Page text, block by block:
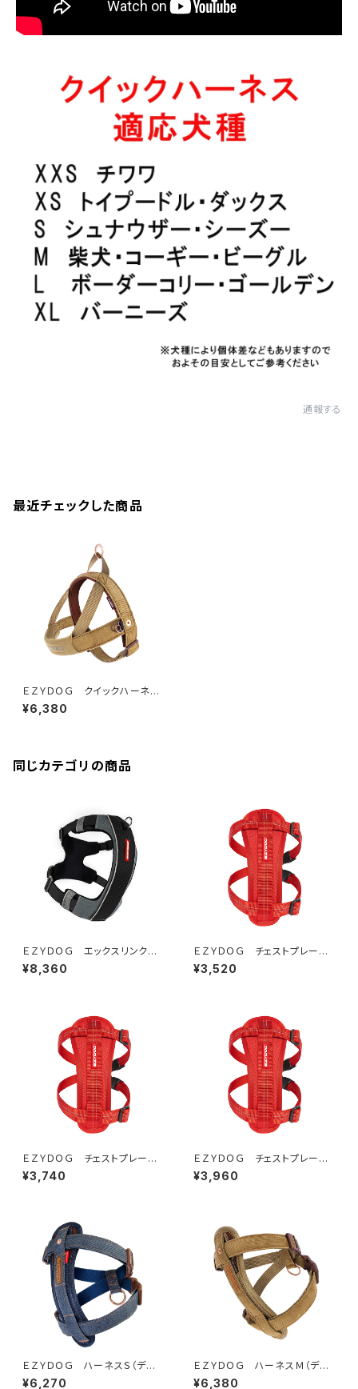
通報する
最近チェックした商品
ＥＺＹＤＯＧ クイックハーネス
Ｍ（デニム＆コーデュロイ）
¥6,380
同じカテゴリの商品
ＥＺＹＤＯＧ エックスリンクハ
ーネス S (全2色)
¥8,360
ＥＺＹＤＯＧ チェストプレート
ハーネス S(全3色)
¥3,520
ＥＺＹＤＯＧ チェストプレート
ハーネス M(全3色)
¥3,740
ＥＺＹＤＯＧ チェストプレート
ハーネス L(全3色)
¥3,960
ＥＺＹＤＯＧ ハーネスＳ（デニ
ム＆コーデュロイ）
¥6,270
ＥＺＹＤＯＧ ハーネスＭ（デニ
ム＆コーデュロイ）
¥6,380